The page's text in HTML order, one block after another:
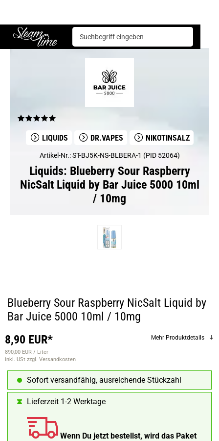
Steam time
Liquids Blueberry Sour Raspberry NicSalt Liquid by Bar Juice 5000 10ml / 10mg
LIQUIDS DR.VAPES NIKOTINSALZ
Artikel-Nr.: ST-BJ5K-NS-BLBERA-1 (PID 52064)
Liquids: Blueberry Sour Raspberry
NicSalt Liquid by Bar Juice 5000 10ml
/ 10mg
Blueberry Sour Raspberry NicSalt Liquid by
Bar Juice 5000 10ml / 10mg
8,90 EUR*
890,00 EUR / Liter
inkl. USt zzgl. Versandkosten
Mehr Produktdetails
Sofort versandfähig, ausreichende Stückzahl
Lieferzeit 1-2 Werktage
Wenn Du jetzt bestellst, wird das Paket